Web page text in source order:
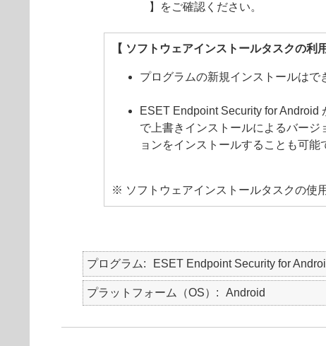
】をご確認ください。
【 ソフトウェアインストールタスクの利
プログラムの新規インストールはで
ESET Endpoint Security for Android
で上書きインストールによるバー
ョンをインストールすることも可能
※ ソフトウェアインストールタスクの使
プログラム ESET Endpoint Security for
プラットフォーム（OS） Android